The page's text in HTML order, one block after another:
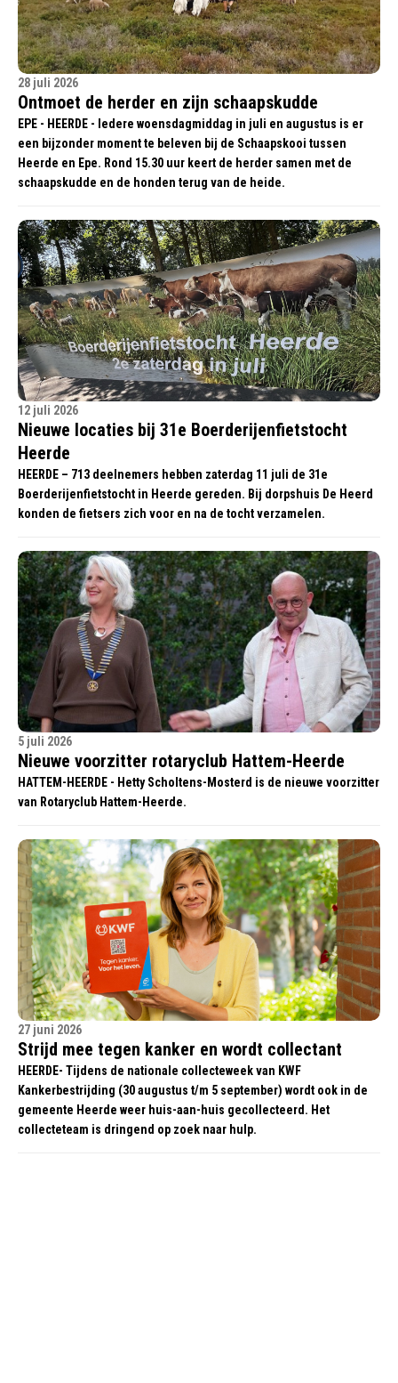
28 juli 2026
Ontmoet de herder en zijn schaapskudde
EPE - HEERDE - Iedere woensdagmiddag in juli en augustus is er
een bijzonder moment te beleven bij de Schaapskooi tussen
Heerde en Epe. Rond 15.30 uur keert de herder samen met de
schaapskudde en de honden terug van de heide.
12 juli 2026
Nieuwe locaties bij 31e Boerderijenfietstocht
Heerde
HEERDE – 713 deelnemers hebben zaterdag 11 juli de 31e
Boerderijenfietstocht in Heerde gereden. Bij dorpshuis De Heerd
konden de fietsers zich voor en na de tocht verzamelen.
5 juli 2026
Nieuwe voorzitter rotaryclub Hattem-Heerde
HATTEM-HEERDE - Hetty Scholtens-Mosterd is de nieuwe voorzitter
van Rotaryclub Hattem-Heerde.
27 juni 2026
Strijd mee tegen kanker en wordt collectant
HEERDE- Tijdens de nationale collecteweek van KWF
Kankerbestrijding (30 augustus t/m 5 september) wordt ook in de
gemeente Heerde weer huis-aan-huis gecollecteerd. Het
collecteteam is dringend op zoek naar hulp.